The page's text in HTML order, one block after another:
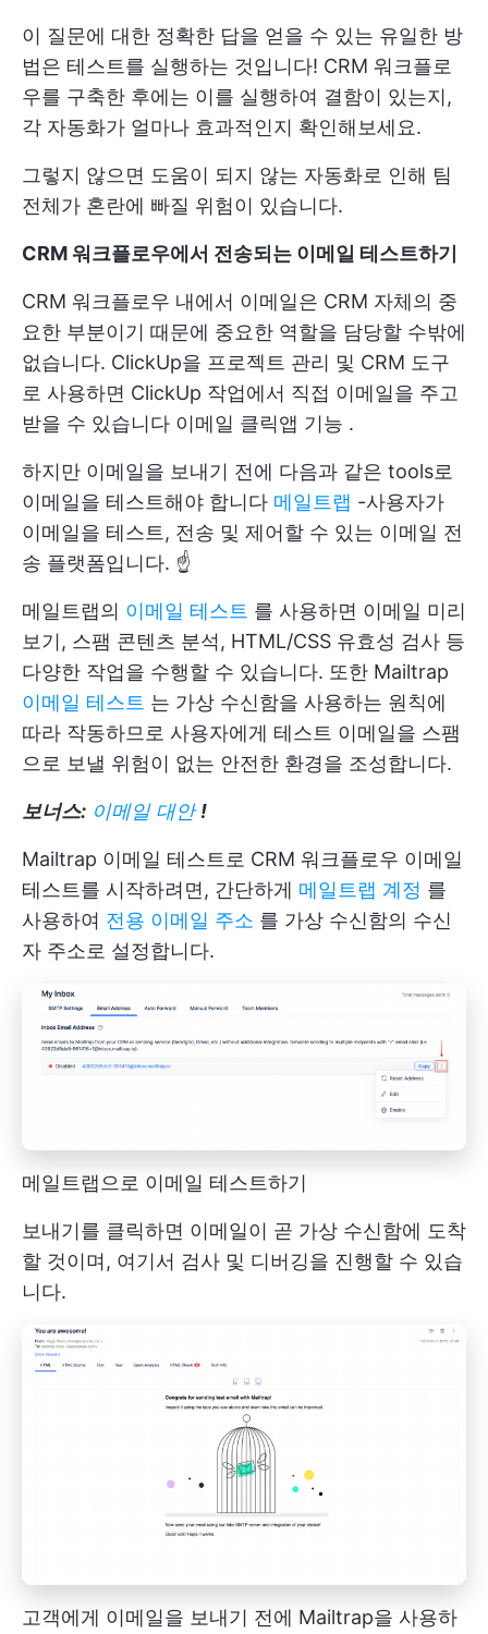
이 질문에 대한 정확한 답을 얻을 수 있는 유일한 방
법은 테스트를 실행하는 것입니다! CRM 워크플로
우를 구축한 후에는 이를 실행하여 결함이 있는지,
각 자동화가 얼마나 효과적인지 확인해보세요.
그렇지 않으면 도움이 되지 않는 자동화로 인해 팀
전체가 혼란에 빠질 위험이 있습니다.
CRM 워크플로우에서 전송되는 이메일 테스트하기
CRM 워크플로우 내에서 이메일은 CRM 자체의 중
요한 부분이기 때문에 중요한 역할을 담당할 수밖에
없습니다. ClickUp을 프로젝트 관리 및 CRM 도구
로 사용하면 ClickUp 작업에서 직접 이메일을 주고
받을 수 있습니다 이메일 클릭앱 기능 .
하지만 이메일을 보내기 전에 다음과 같은 tools로
이메일을 테스트해야 합니다 메일트랩 -사용자가
이메일을 테스트, 전송 및 제어할 수 있는 이메일 전
송 플랫폼입니다. ☝️
메일트랩의 이메일 테스트 를 사용하면 이메일 미리
보기, 스팸 콘텐츠 분석, HTML/CSS 유효성 검사 등
다양한 작업을 수행할 수 있습니다. 또한 Mailtrap
이메일 테스트 는 가상 수신함을 사용하는 원칙에
따라 작동하므로 사용자에게 테스트 이메일을 스팸
으로 보낼 위험이 없는 안전한 환경을 조성합니다.
보너스: 이메일 대안 !
Mailtrap 이메일 테스트로 CRM 워크플로우 이메일
테스트를 시작하려면, 간단하게 메일트랩 계정 를
사용하여 전용 이메일 주소 를 가상 수신함의 수신
자 주소로 설정합니다.
메일트랩으로 이메일 테스트하기
보내기를 클릭하면 이메일이 곧 가상 수신함에 도착
할 것이며, 여기서 검사 및 디버깅을 진행할 수 있습
니다.
고객에게 이메일을 보내기 전에 Mailtrap을 사용하